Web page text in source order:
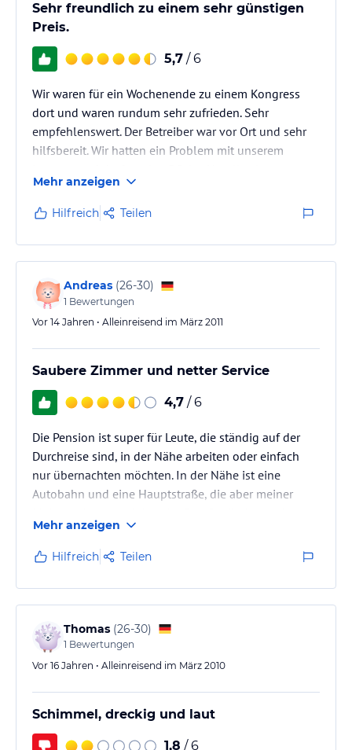
Sehr freundlich zu einem sehr günstigen
Preis.
5,7 / 6
Wir waren für ein Wochenende zu einem Kongress
dort und waren rundum sehr zufrieden. Sehr
empfehlenswert. Der Betreiber war vor Ort und sehr
hilfsbereit. Wir hatten ein Problem mit unserem
nutzen.
Mehr anzeigen
Hilfreich Teilen
Andreas (26-30)
1 Bewertungen
Vor 14 Jahren • Alleinreisend im März 2011
Saubere Zimmer und netter Service
4,7 / 6
Die Pension ist super für Leute, die ständig auf der
Durchreise sind, in der Nähe arbeiten oder einfach
nur übernachten möchten. In der Nähe ist eine
Autobahn und eine Hauptstraße, die aber meiner
einigen Jahren neu gebaut und deshalb auch alles
recht in Ordnung (kein Schimmel oder sonstiges
gesehn). WC und Dusche funktionieren einwandfrei
und sind sauber. Die Zimmer und Bettwäsche wo ich
war, waren sehr sauber und ordentlich. Es ist kein
Luxushotel!!! Aber man kann…
Mehr anzeigen
Hilfreich Teilen
Thomas (26-30)
1 Bewertungen
Vor 16 Jahren • Alleinreisend im März 2010
Schimmel, dreckig und laut
1,8 / 6